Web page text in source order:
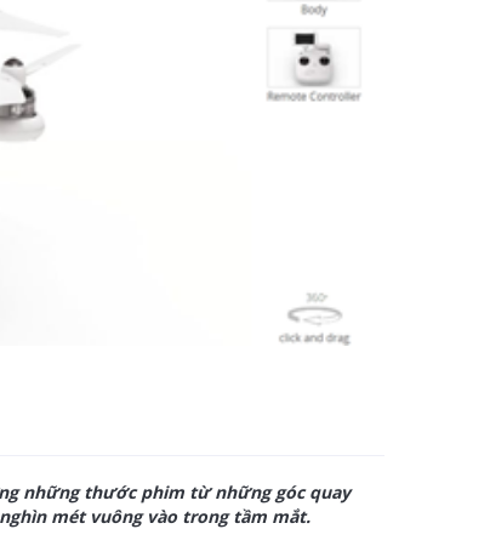
những thước phim từ những góc quay
mét vuông vào trong tầm mắt.